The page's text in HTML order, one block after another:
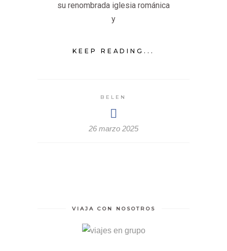
su renombrada iglesia románica
y
KEEP READING...
BELEN
26 marzo 2025
VIAJA CON NOSOTROS